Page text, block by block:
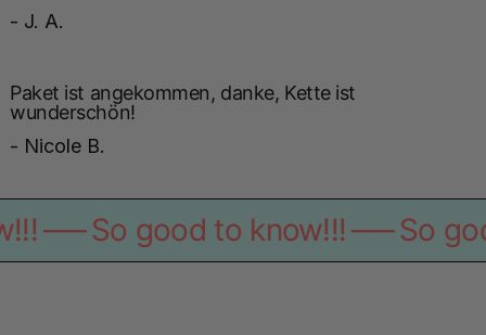
- J. A.
Paket ist angekommen, danke, Kette ist
wunderschön!
- Nicole B.
good to know!!!–––So good to